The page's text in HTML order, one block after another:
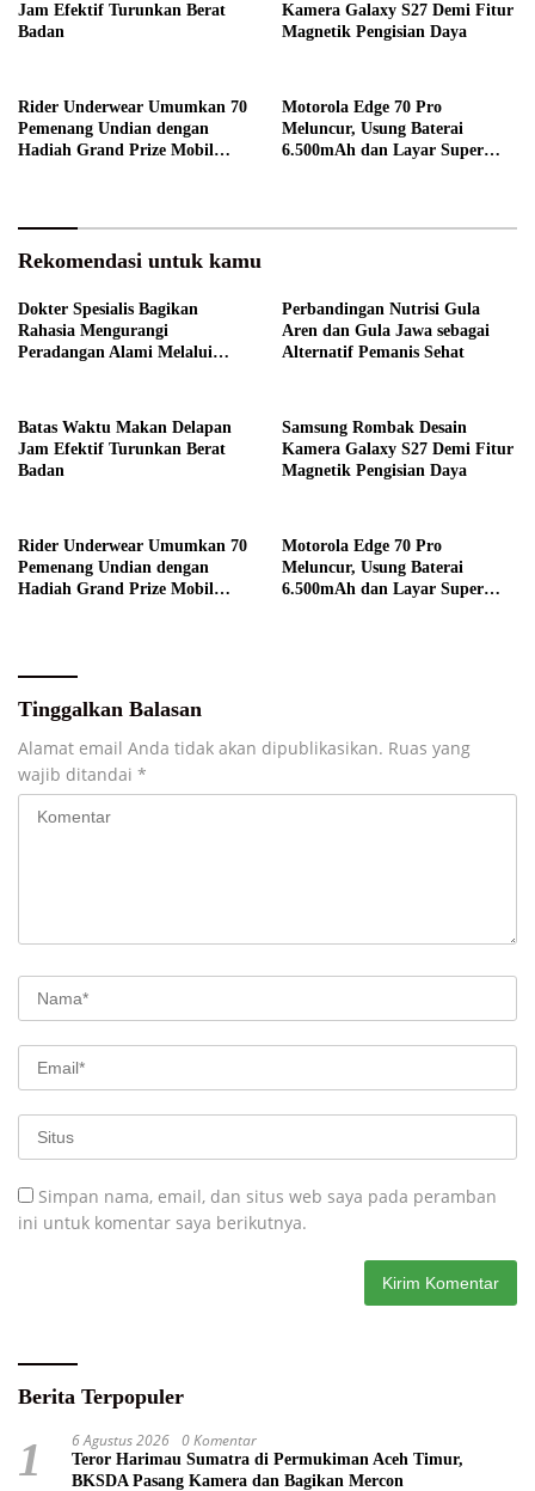
Jam Efektif Turunkan Berat
Badan
Kamera Galaxy S27 Demi Fitur
Magnetik Pengisian Daya
Rider Underwear Umumkan 70
Pemenang Undian dengan
Hadiah Grand Prize Mobil
Motorola Edge 70 Pro
Meluncur, Usung Baterai
6.500mAh dan Layar Super
Rekomendasi untuk kamu
Dokter Spesialis Bagikan
Rahasia Mengurangi
Peradangan Alami Melalui
Perbandingan Nutrisi Gula
Aren dan Gula Jawa sebagai
Alternatif Pemanis Sehat
Batas Waktu Makan Delapan
Jam Efektif Turunkan Berat
Badan
Samsung Rombak Desain
Kamera Galaxy S27 Demi Fitur
Magnetik Pengisian Daya
Rider Underwear Umumkan 70
Pemenang Undian dengan
Hadiah Grand Prize Mobil
Motorola Edge 70 Pro
Meluncur, Usung Baterai
6.500mAh dan Layar Super
Tinggalkan Balasan
Alamat email Anda tidak akan dipublikasikan. Ruas yang
wajib ditandai *
Simpan nama, email, dan situs web saya pada peramban
ini untuk komentar saya berikutnya.
Berita Terpopuler
1 6 Agustus 2026 0 Komentar
Teror Harimau Sumatra di Permukiman Aceh Timur,
BKSDA Pasang Kamera dan Bagikan Mercon